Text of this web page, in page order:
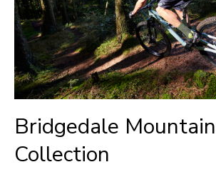
Bridgedale
Collection